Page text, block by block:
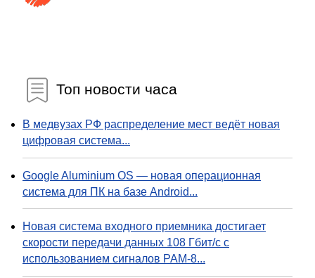
Топ новости часа
В медвузах РФ распределение мест ведёт новая
цифровая система...
Google Aluminium OS — новая операционная
система для ПК на базе Android...
Новая система входного приемника достигает
скорости передачи данных 108 Гбит/с с
использованием сигналов PAM-8...